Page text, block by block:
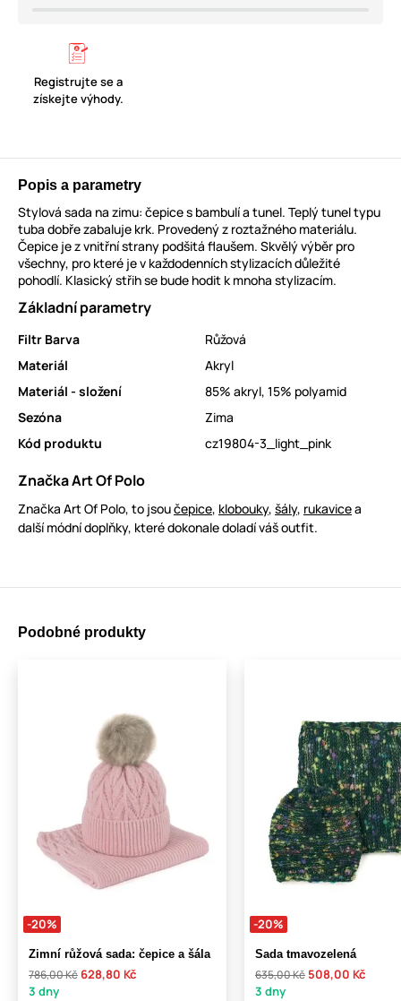
Registrujte se a
získejte výhody.
Popis a parametry
Stylová sada na zimu: čepice s bambulí a tunel. Teplý tunel typu
tuba dobře zabaluje krk. Provedený z roztažného materiálu.
Čepice je z vnitřní strany podšitá flaušem. Skvělý výběr pro
všechny, pro které je v každodenních stylizacích důležité
pohodlí. Klasický střih se bude hodit k mnoha stylizacím.
Základní parametry
Filtr Barva
Růžová
Materiál
Akryl
Materiál - složení
85% akryl, 15% polyamid
Sezóna
Zima
Kód produktu
cz19804-3_light_pink
Značka Art Of Polo
Značka Art Of Polo, to jsoučepice, klobouky, šály, rukavicea
další módní doplňky, které dokonale doladí váš outfit.
Podobné produkty
-20%
Zimní růžová sada: čepice a šála
786,00 Kč 628,80 Kč
3 dny
-20%
Sada tmavozelená
635,00 Kč 508,00 Kč
3 dny